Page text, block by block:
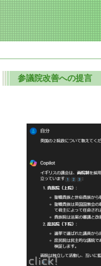
参議院改善への提言